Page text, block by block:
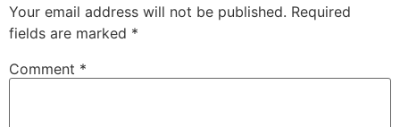
Your email address will not be published. Required
fields are marked *
Comment *